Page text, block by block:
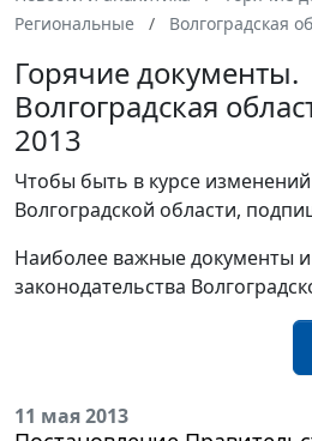
Региональные
Волгоградская
Горячие документы.
Волгоградская
2013
Чтобы быть в курсе
Волгоградской области,
Наиболее важные документы и
законодательства
11 мая 2013